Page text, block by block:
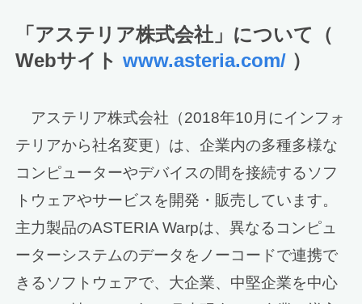
「アステリア株式会社」について（
Webサイトwww.asteria.com/ ）
アステリア株式会社（2018年10月にインフォ
テリアから社名変更）は、企業内の多種多様な
コンピューターやデバイスの間を接続するソフ
トウェアやサービスを開発・販売しています。
主力製品のASTERIA Warpは、異なるコンピュ
ーターシステムのデータをノーコードで連携で
きるソフトウェアで、大企業、中堅企業を中心